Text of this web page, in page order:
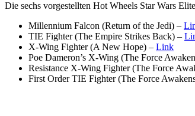
Die sechs vorgestellten Hot Wheels Star Wars
Millennium Falcon (Return of the Jedi) –
TIE Fighter (The Empire Strikes Back) –
X-Wing Fighter (A New Hope) – Link
Poe Dameron’s X-Wing (The Force
Resistance X-Wing Fighter (The Force
First Order TIE Fighter (The Force